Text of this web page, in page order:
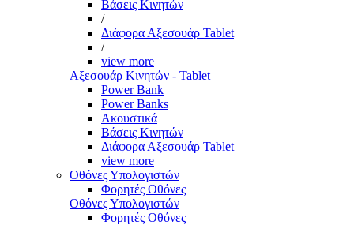
Βάσεις Κινητών
/
Διάφορα Αξεσουάρ Tablet
/
view more
Αξεσουάρ Κινητών - Tablet
Power Bank
Power Banks
Ακουστικά
Βάσεις Κινητών
Διάφορα Αξεσουάρ Tablet
view more
Οθόνες Υπολογιστών
Φορητές Οθόνες
Οθόνες Υπολογιστών
Φορητές Οθόνες